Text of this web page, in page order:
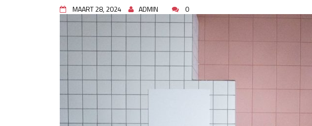
plaats van te kopen?
Buitenleven, de tuin en een hangmat kopen
Waar let je op bij het kiezen van een dakdekkersbedrijf?
MAART 28, 2024 ADMIN 0